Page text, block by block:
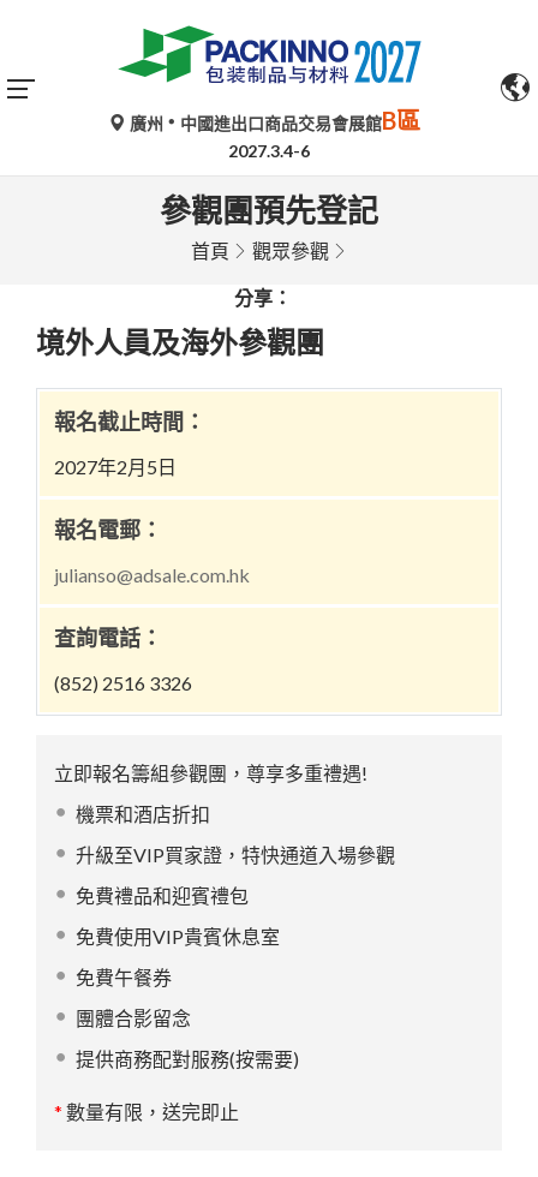
廣州 中國進出口商品交易會展館B區
2027.3.4-6
參觀團預先登記
首頁 觀眾參觀
分享：
境外人員及海外參觀團
報名截止時間：
2027年2月5日
報名電郵：
julianso@adsale.com.hk
查詢電話：
(852) 2516 3326
立即報名籌組參觀團，尊享多重禮遇!
機票和酒店折扣
升級至VIP買家證，特快通道入場參觀
免費禮品和迎賓禮包
免費使用VIP貴賓休息室
免費午餐券
團體合影留念
提供商務配對服務(按需要)
* 數量有限，送完即止